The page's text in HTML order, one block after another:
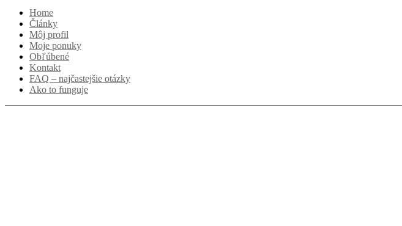
Home
Články
Môj profil
Moje ponuky
Obľúbené
Kontakt
FAQ – najčastejšie otázky
Ako to funguje